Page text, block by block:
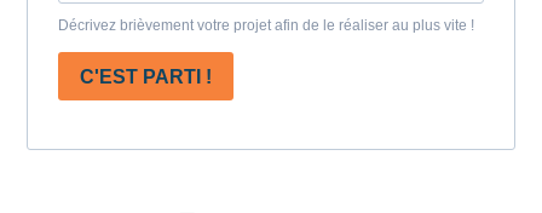
Décrivez brièvement votre projet afin de le réaliser au plus vite !
C'EST PARTI !